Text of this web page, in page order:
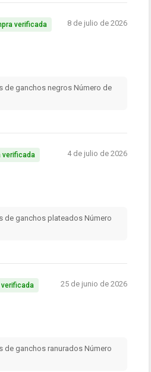
verificada 8 de julio de 2026
de ganchos negros Número de
verificada 4 de julio de 2026
de ganchos plateados Número
verificada 25 de junio de 2026
de ganchos ranurados Número